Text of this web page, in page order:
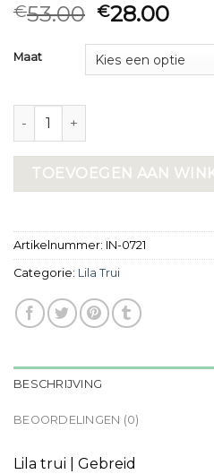
€53.00 €28.00
Maat
lila trui aantal
TOEVOEGEN AAN
Artikelnummer: IN-0721
Categorie: Lila Trui
BESCHRIJVING
BEOORDELINGEN (0)
Lila trui | Gebreid